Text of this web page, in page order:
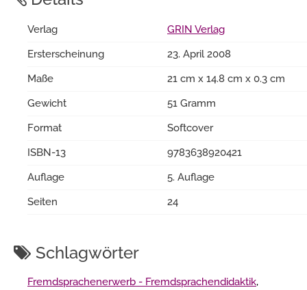
Verlag
GRIN Verlag
Ersterscheinung
23. April 2008
Maße
21 cm x 14.8 cm x 0.3 cm
Gewicht
51 Gramm
Format
Softcover
ISBN-13
9783638920421
Auflage
5. Auflage
Seiten
24
Schlagwörter
Fremdsprachenerwerb - Fremdsprachendidaktik,